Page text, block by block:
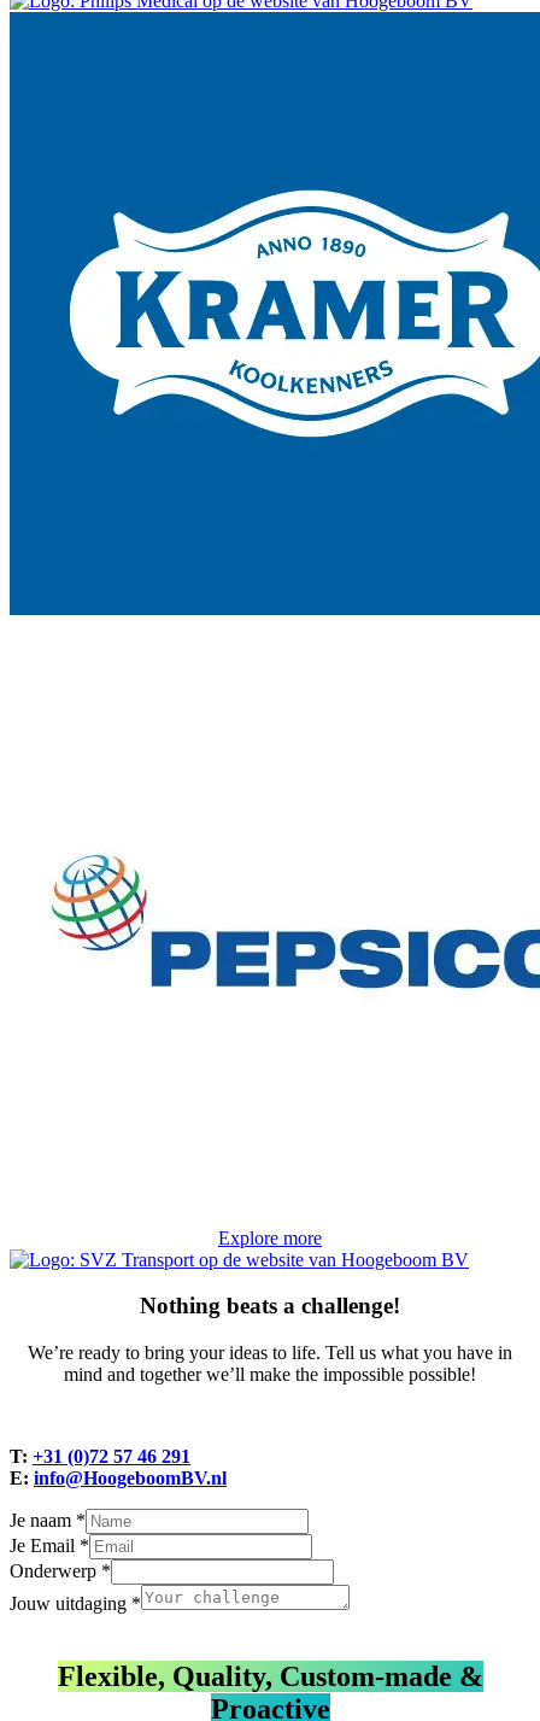
Explore more
Nothing beats a challenge!
We’re ready to bring your ideas to life. Tell us what you have in
mind and together we’ll make the impossible possible!
T: +31 (0)72 57 46 291
E: info@HoogeboomBV.nl
Je naam *
Je Email *
Onderwerp *
Jouw uitdaging *
Flexible, Quality, Custom-made &
Proactive